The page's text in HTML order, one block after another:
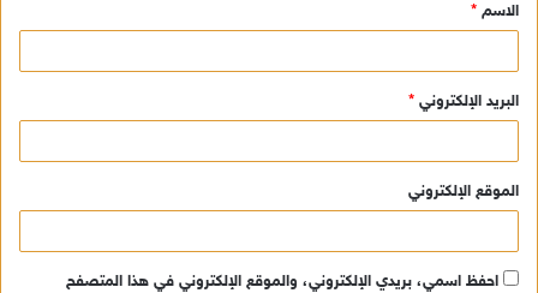
*
الاسم *
البريد الإلكتروني *
الموقع الإلكتروني
احفظ اسمي، بريدي الإلكتروني، والموقع الإلكتروني في هذا المتصفح